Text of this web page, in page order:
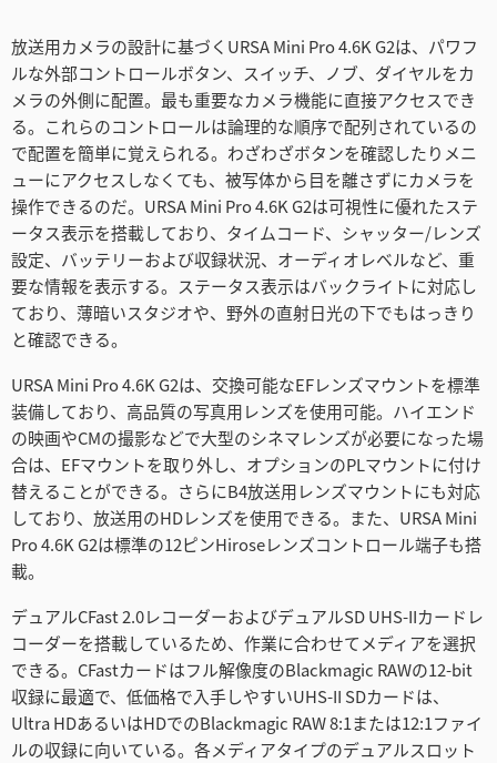
放送用カメラの設計に基づくURSA Mini Pro 4.6K G2は、パワフ
ルな外部コントロールボタン、スイッチ、ノブ、ダイヤルをカ
メラの外側に配置。最も重要なカメラ機能に直接アクセスでき
る。これらのコントロールは論理的な順序で配列されているの
で配置を簡単に覚えられる。わざわざボタンを確認したりメニ
ューにアクセスしなくても、被写体から目を離さずにカメラを
操作できるのだ。URSA Mini Pro 4.6K G2は可視性に優れたステ
ータス表示を搭載しており、タイムコード、シャッター/レンズ
設定、バッテリーおよび収録状況、オーディオレベルなど、重
要な情報を表示する。ステータス表示はバックライトに対応し
ており、薄暗いスタジオや、野外の直射日光の下でもはっきり
と確認できる。
URSA Mini Pro 4.6K G2は、交換可能なEFレンズマウントを標準
装備しており、高品質の写真用レンズを使用可能。ハイエンド
の映画やCMの撮影などで大型のシネマレンズが必要になった場
合は、EFマウントを取り外し、オプションのPLマウントに付け
替えることができる。さらにB4放送用レンズマウントにも対応
しており、放送用のHDレンズを使用できる。また、URSA Mini
Pro 4.6K G2は標準の12ピンHiroseレンズコントロール端子も搭
載。
デュアルCFast 2.0レコーダーおよびデュアルSD UHS-IIカードレ
コーダーを搭載しているため、作業に合わせてメディアを選択
できる。CFastカードはフル解像度のBlackmagic RAWの12-bit
収録に最適で、低価格で入手しやすいUHS-II SDカードは、
Ultra HDあるいはHDでのBlackmagic RAW 8:1または12:1ファイ
ルの収録に向いている。各メディアタイプのデュアルスロット